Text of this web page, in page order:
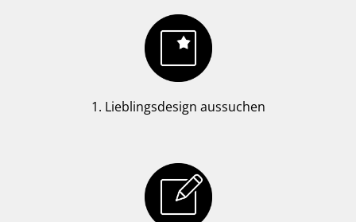
1. Lieblingsdesign aussuchen